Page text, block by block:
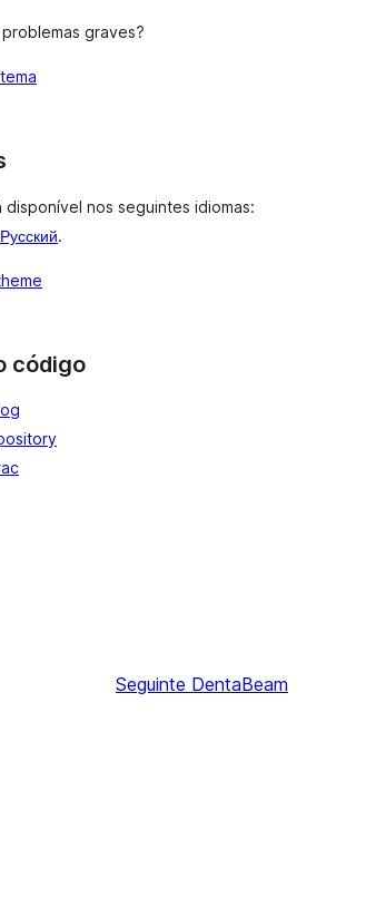
graves?
disponível nos seguintes idiomas:
Русский.
código
Seguinte DentaBeam